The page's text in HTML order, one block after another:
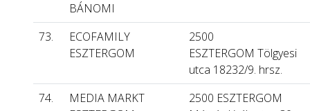
BÁNOMI
73.
ECOFAMILY
ESZTERGOM
2500
ESZTERGOM Tölgyesi
utca 18232/9. hrsz.
74.
MEDIA MARKT
2500 ESZTERGOM